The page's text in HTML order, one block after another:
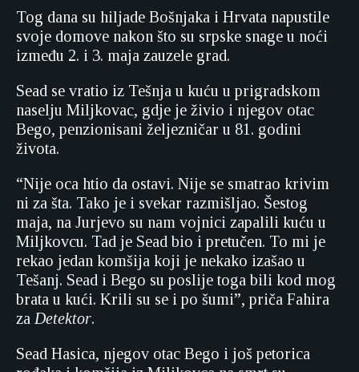
Tog dana su hiljade Bošnjaka i Hrvata napustile
svoje domove nakon što su srpske snage u noći
između 2. i 3. maja zauzele grad.
Sead se vratio iz Tešnja u kuću u prigradskom
naselju Miljkovac, gdje je živio i njegov otac
Bego, penzionisani željezničar u 81. godini
života.
“Nije oca htio da ostavi. Nije se smatrao krivim
ni za šta. Tako je i svekar razmišljao. Šestog
maja, na Jurjevo su nam vojnici zapalili kuću u
Miljkovcu. Tad je Sead bio i pretučen. To mi je
rekao jedan komšija koji je nekako izašao u
Tešanj. Sead i Bego su poslije toga bili kod mog
brata u kući. Krili su se i po šumi”, priča Fahira
za Detektor.
Sead Hasica, njegov otac Bego i još petorica